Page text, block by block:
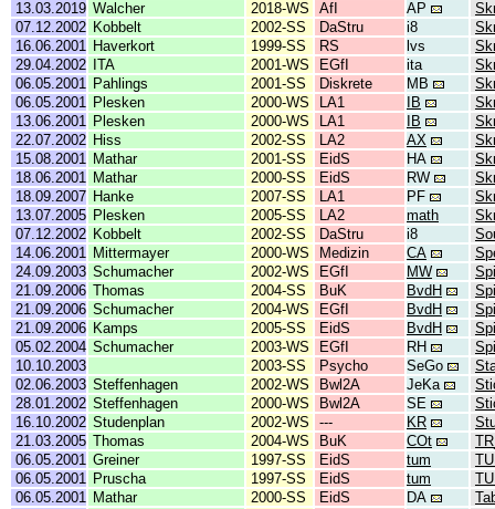
13.03.2019 Walcher 2018-WS AfI AP
07.12.2002 Kobbelt 2002-SS DaStru i8
16.06.2001
Haverkort 1999-SS RS lvs
29.04.2002
ITA 2001-WS EGfI ita
06.05.2001
Pahlings 2001-SS Diskrete MB
06.05.2001
Plesken 2000-WS LA1 IB
13.06.2001
Plesken 2000-WS LA1 IB
22.07.2002 Hiss 2002-SS LA2 AX
15.08.2001
Mathar 2001-SS EidS HA
18.06.2001
Mathar 2000-SS EidS RW
18.09.2007 Hanke 2007-SS LA1 PF
13.07.2005 Plesken 2005-SS LA2 math
07.12.2002 Kobbelt 2002-SS DaStru i8
14.06.2001
Mittermayer 2000-WS Medizin CA
24.09.2003 Schumacher 2002-WS EGfI MW
21.09.2006 Thomas 2004-SS BuK BvdH
21.09.2006 Schumacher 2004-WS EGfI BvdH
21.09.2006 Kamps 2005-SS EidS BvdH
05.02.2004 Schumacher 2003-WS EGfI RH
10.10.2003
2003-SS Psycho SeGo
02.06.2003 Steffenhagen 2002-WS Bwl2A JeKa
28.01.2002 Steffenhagen 2000-WS Bwl2A SE
16.10.2002 Studenplan 2002-WS --- KR
21.03.2005 Thomas 2004-WS BuK COt
06.05.2001 Greiner 1997-SS EidS tum
06.05.2001
Pruscha 1997-SS EidS tum
06.05.2001
Mathar 2000-SS EidS DA